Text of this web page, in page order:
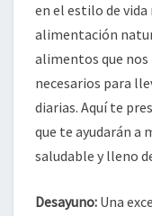
en el estilo de
alimentación
alimentos que
necesarios para
diarias. Aquí te
que te ayudarán a
saludable y lleno
Desayuno: Una